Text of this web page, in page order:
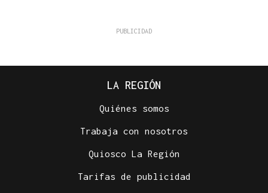
LA REGIÓN
Quiénes somos
Trabaja con nosotros
Quiosco La Región
Tarifas de publicidad